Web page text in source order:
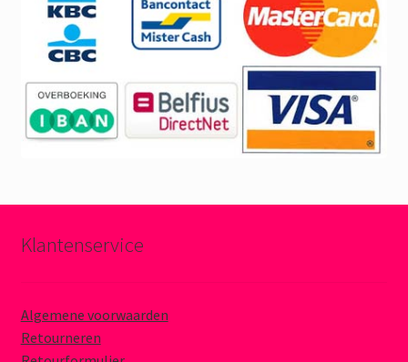
Klantenservice
Algemene voorwaarden
Retourneren